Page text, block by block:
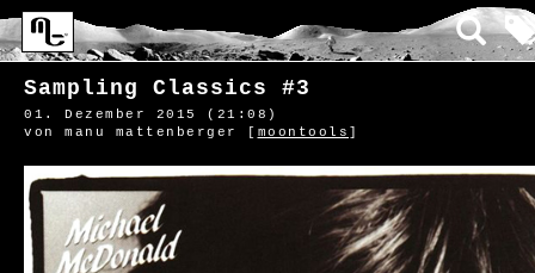
Sampling Classics #3
01. Dezember 2015 (21:08)
von manu mattenberger [ moontools ]